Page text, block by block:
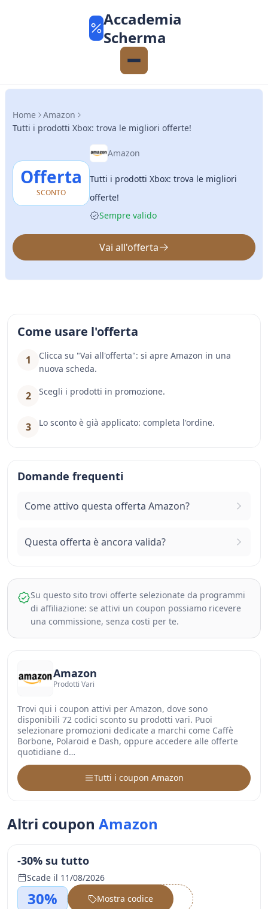
Accademia
Scherma
Home
Amazon
Tutti i prodotti Xbox: trova le migliori offerte!
Offerta
SCONTO
Amazon
Tutti i prodotti Xbox: trova le migliori
offerte!
Sempre valido
Vai all'offerta
Come usare l'offerta
1
Clicca su "Vai all'offerta": si apre Amazon in una
nuova scheda.
2 Scegli i prodotti in promozione.
3 Lo sconto è già applicato: completa l'ordine.
Domande frequenti
Come attivo questa offerta Amazon?
Questa offerta è ancora valida?
Su questo sito trovi offerte selezionate da programmi
di affiliazione: se attivi un coupon possiamo ricevere
una commissione, senza costi per te.
Amazon
Prodotti Vari
Trovi qui i coupon attivi per Amazon, dove sono
disponibili 72 codici sconto su prodotti vari. Puoi
selezionare promozioni dedicate a marchi come Caffè
Borbone, Polaroid e Dash, oppure accedere alle offerte
quotidiane d…
Tutti i coupon Amazon
Altri coupon Amazon
-30% su tutto
Scade il 11/08/2026
30% ••••••
Mostra codice